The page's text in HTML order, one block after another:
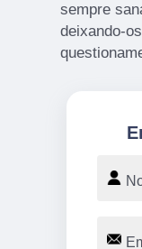
sempre
deixando-